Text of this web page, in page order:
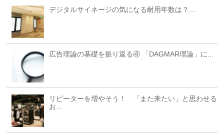
デジタルサイネージの気になる耐用年数は？...
広告理論の基礎を振り返る④ 「DAGMAR理論」に...
リピーターを増やそう！ 「また来たい」と思わせる
お...